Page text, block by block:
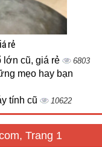
rẻ
lớn cũ, giá rẻ 6803
mẹo hay bạn
tính cũ 10622
Trang 1